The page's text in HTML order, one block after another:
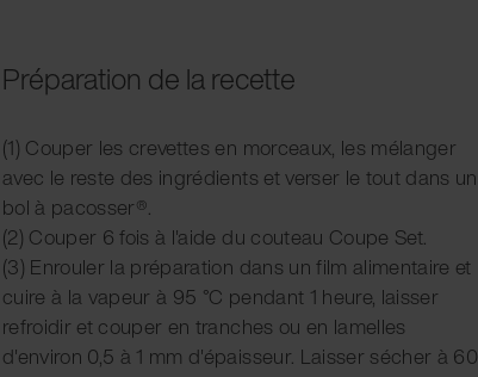
Préparation de la recette
(1) Couper les crevettes en morceaux, les mélanger
avec le reste des ingrédients et verser le tout dans un
bol à pacosser®.
(2) Couper 6 fois à l'aide du couteau Coupe Set.
(3) Enrouler la préparation dans un film alimentaire et
cuire à la vapeur à 95 °C pendant 1 heure, laisser
refroidir et couper en tranches ou en lamelles
d'environ 0,5 à 1 mm d'épaisseur. Laisser sécher à 60